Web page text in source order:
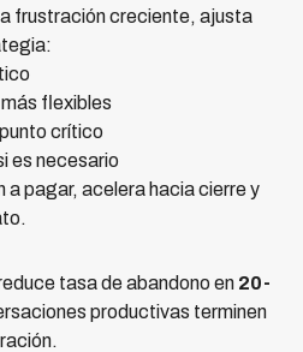
frustración creciente, ajusta
flexibles
crítico
es necesario
pagar, acelera hacia cierre y
tasa de abandono en 20-
productivas terminen